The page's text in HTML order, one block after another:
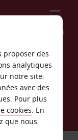
Menu
proposer des
analytiques
notre site.
avec des
Pour plus
cookies. En
que nous